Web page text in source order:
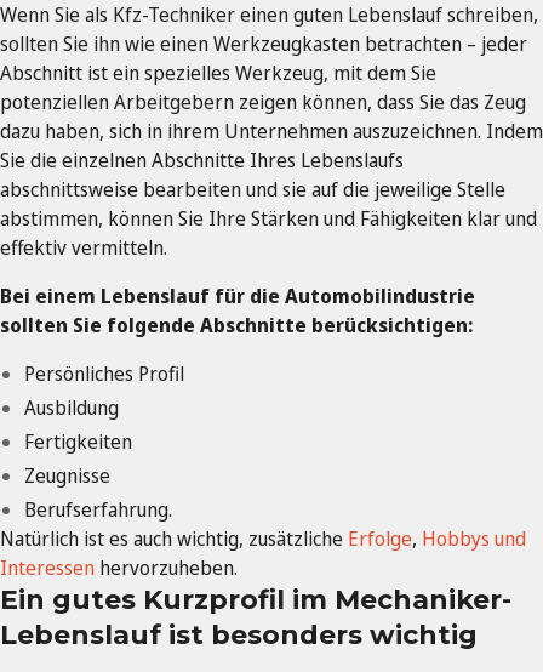
Wenn Sie als Kfz-Techniker einen guten Lebenslauf schreiben,
sollten Sie ihn wie einen Werkzeugkasten betrachten – jeder
Abschnitt ist ein spezielles Werkzeug, mit dem Sie
potenziellen Arbeitgebern zeigen können, dass Sie das Zeug
dazu haben, sich in ihrem Unternehmen auszuzeichnen. Indem
Sie die einzelnen Abschnitte Ihres Lebenslaufs
abschnittsweise bearbeiten und sie auf die jeweilige Stelle
abstimmen, können Sie Ihre Stärken und Fähigkeiten klar und
effektiv vermitteln.
Bei einem Lebenslauf für die Automobilindustrie
sollten Sie folgende Abschnitte berücksichtigen:
Persönliches Profil
Ausbildung
Fertigkeiten
Zeugnisse
Berufserfahrung.
Natürlich ist es auch wichtig, zusätzliche Erfolge, Hobbys und
Interessen hervorzuheben.
Ein gutes Kurzprofil im Mechaniker-
Lebenslauf ist besonders wichtig